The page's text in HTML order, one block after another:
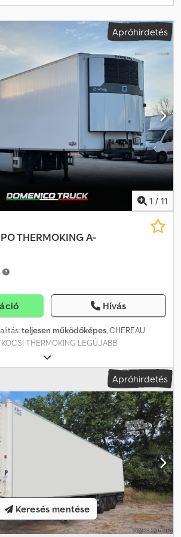
Apróhirdetés
1 / 11
THERMOKING A-
Hívás
teljesen működőképes, CHEREAU
THERMOKING LEGÚJABB
A-400 ÚJ, FORGALOMBA
PADLÓZAT RAKODÓAJTÓ
MICHELIN ABRONCSOK 1. TENGELY
Agoyk Ea Nsgsf 3. TENGELY EMELHETŐ
FINANSZÍROZÁSI ÉS
24 ÉS 96 RÉSZLET KÖZÖTT, AKÁR 0%
TOVÁBBI TELEPHELYEI: DOMENICO
DOMENICO ESPOSITO S.P.A. – EBOLI (SA),
MERCEDES-BENZ, FUSO, FOTON TRUCK,
ÉS MAXUS KAPCSOLAT: 0823 1686306 335
Hétfő–Péntek: 8:30–19:00, Szombat:
Truck srl nem vállal felelősséget az
a leírásban szereplő műszaki adatok,
tekintetében. Kérjük, ellenőrizze a
Apróhirdetés
Keresés mentése